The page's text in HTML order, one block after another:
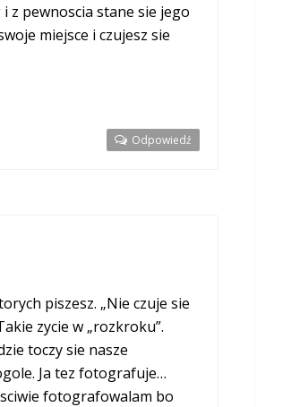
z pewnoscia stane sie jego
miejsce i czujesz sie
Odpowiedź
piszesz. „Nie czuje sie
zycie w „rozkroku”.
toczy sie nasze
Ja tez fotografuje…
fotografowalam bo